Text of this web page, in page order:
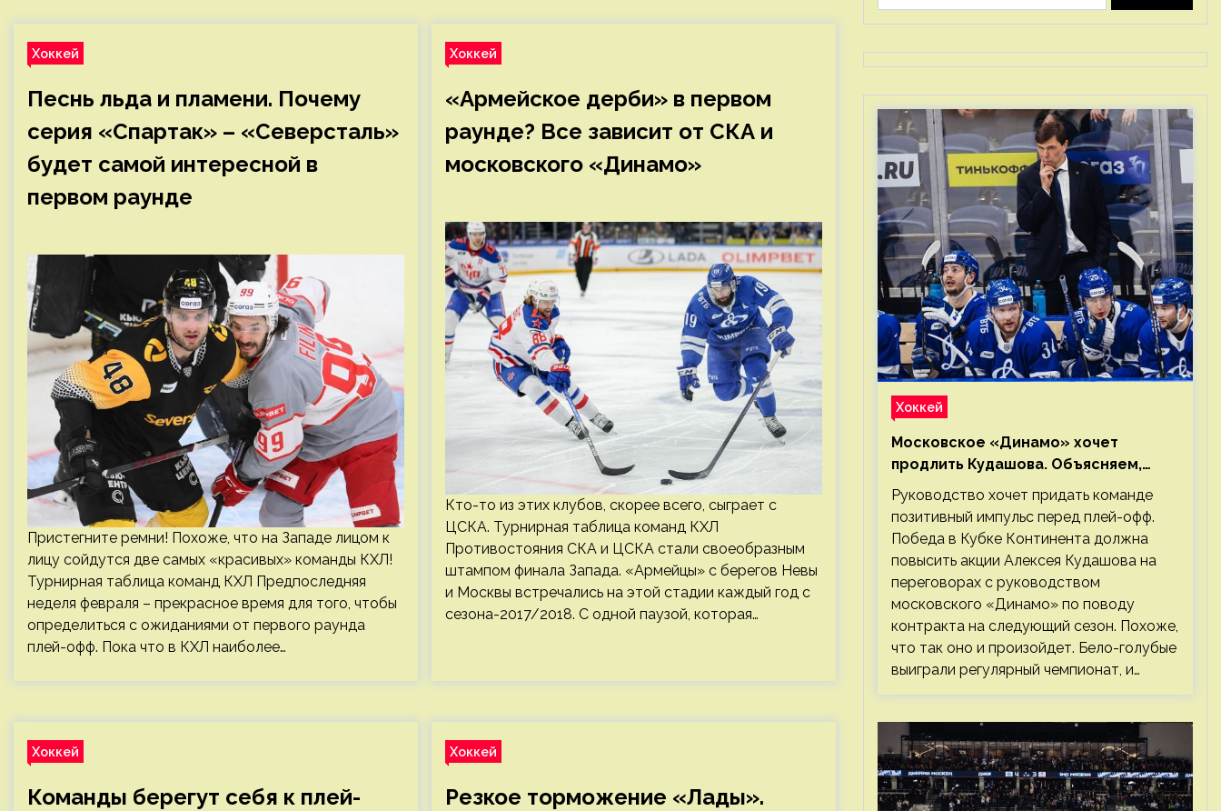
Хоккей
Песнь льда и пламени. Почему
серия «Спартак» – «Северсталь»
будет самой интересной в
первом раунде
Пристегните ремни! Похоже, что на Западе лицом к
лицу сойдутся две самых «красивых» команды КХЛ!
Турнирная таблица команд КХЛ Предпоследняя
неделя февраля – прекрасное время для того, чтобы
определиться с ожиданиями от первого раунда
плей-офф. Пока что в КХЛ наиболее…
Хоккей
«Армейское дерби» в первом
раунде? Все зависит от СКА и
московского «Динамо»
Кто-то из этих клубов, скорее всего, сыграет с
ЦСКА. Турнирная таблица команд КХЛ
Противостояния СКА и ЦСКА стали своеобразным
штампом финала Запада. «Армейцы» с берегов Невы
и Москвы встречались на этой стадии каждый год с
сезона-2017/2018. С одной паузой, которая…
Хоккей
Команды берегут себя к плей-
Хоккей
Резкое торможение «Лады».
Хоккей
Московское «Динамо» хочет
продлить Кудашова. Объясняем,
почему это правильно
Руководство хочет придать команде
позитивный импульс перед плей-офф.
Победа в Кубке Континента должна
повысить акции Алексея Кудашова на
переговорах с руководством
московского «Динамо» по поводу
контракта на следующий сезон. Похоже,
что так оно и произойдет. Бело-голубые
выиграли регулярный чемпионат, и…